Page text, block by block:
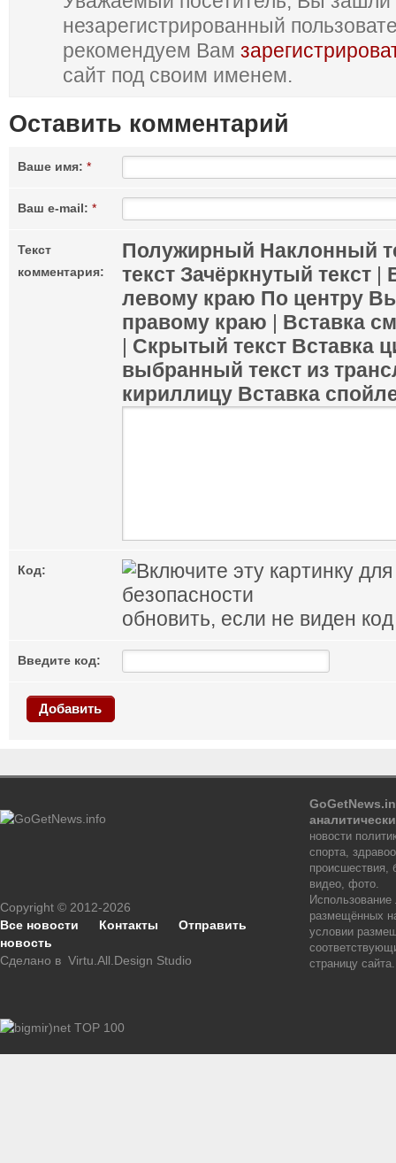
незарегистрированный
рекомендуем Вам
сайт под своим именем.
Оставить комментарий
Ваше имя: *
Ваш e-mail: *
Текст
комментария:
Полужирный Наклонный
текст Зачёркнутый текст |
левому краю По центру
правому краю | Вставка
| Скрытый текст Вставка
выбранный текст из
кириллицу Вставка
Код:
обновить, если не виден код
Введите код:
Добавить
Copyright © 2012-2026
Все новости
Контакты
Отправить
новость
Сделано в Virtu.All.Design Studio
новости
спорта,
происшествия,
видео, фото.
размещённых
условии
страницу сайта.